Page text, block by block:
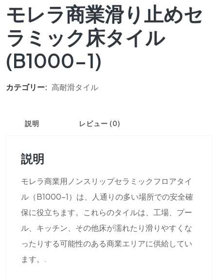
モレラ商業滑り止めセ
ラミック床タイル
(B1000-1)
カテゴリー: 高耐滑タイル
説明 レビュー (0)
説明
モレラ商業用ノンスリップセラミックフロアタイ
ル（B1000-1）は、人通りの多い場所での安全確
保に役立ちます。これらのタイルは、工場、プー
ル、キッチン、その他床が濡れたり滑りやすくな
ったりする可能性のある商業エリアに供給してい
ます。.